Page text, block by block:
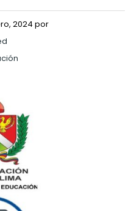
2024 por